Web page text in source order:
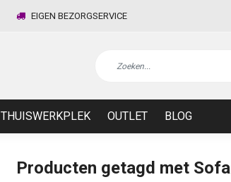
EIGEN BEZORGSERVICE
THUISWERKPLEK OUTLET BLOG
Producten getagd met Sofa